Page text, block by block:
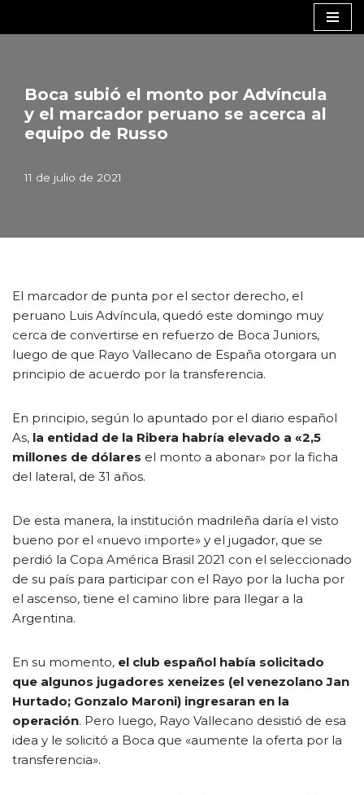
Boca subió el monto por Advíncula
y el marcador peruano se acerca al
equipo de Russo
11 de julio de 2021
El marcador de punta por el sector derecho, el
peruano Luis Advíncula, quedó este domingo muy
cerca de convertirse en refuerzo de Boca Juniors,
luego de que Rayo Vallecano de España otorgara un
principio de acuerdo por la transferencia.
En principio, según lo apuntado por el diario español
As, la entidad de la Ribera habría elevado a «2,5
millones de dólares el monto a abonar» por la ficha
del lateral, de 31 años.
De esta manera, la institución madrileña daría el visto
bueno por el «nuevo importe» y el jugador, que se
perdió la Copa América Brasil 2021 con el seleccionado
de su país para participar con el Rayo por la lucha por
el ascenso, tiene el camino libre para llegar a la
Argentina.
En su momento, el club español había solicitado
que algunos jugadores xeneizes (el venezolano Jan
Hurtado; Gonzalo Maroni) ingresaran en la
operación. Pero luego, Rayo Vallecano desistió de esa
idea y le solicitó a Boca que «aumente la oferta por la
transferencia».